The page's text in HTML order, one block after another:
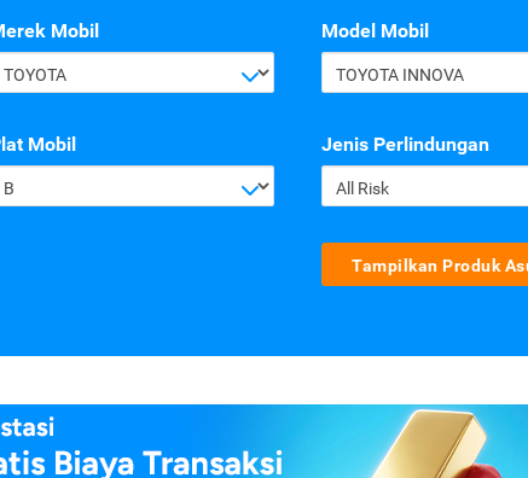
Mobil
TOYOTA
Model Mobil
TOYOTA INNOVA
Mobil
B
Jenis Perlindungan
All Risk